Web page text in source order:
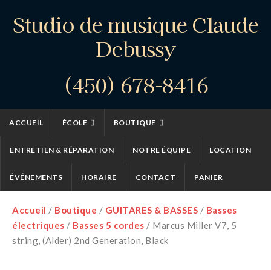
Studio de musique Claude
Debussy
(450) 678-8416
ACCUEIL ÉCOLE BOUTIQUE
ENTRETIEN & RÉPARATION NOTRE ÉQUIPE LOCATION
ÉVÉNEMENTS HORAIRE CONTACT PANIER
Accueil / Boutique / GUITARES & BASSES / Basses
électriques / Basses 5 cordes / Marcus Miller V7, 5
string, (Alder) 2nd Generation, Black